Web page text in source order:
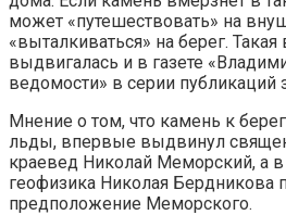
может «путешествовать» на
«выталкиваться» на берег. Такая
выдвигалась и в газете
ведомости» в серии публикаций
Мнение о том, что камень к
льды, впервые выдвинул
краевед Николай Меморский, а в
геофизика Николая Бердникова
предположение Меморского.